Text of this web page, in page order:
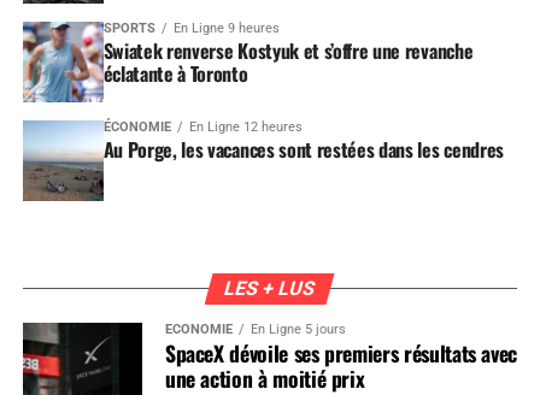
SPORTS En Ligne 9 heures
Swiatek renverse Kostyuk et s’offre une revanche
éclatante à Toronto
ÉCONOMIE En Ligne 12 heures
Au Porge, les vacances sont restées dans les cendres
LES + LUS
ÉCONOMIE En Ligne 5 jours
SpaceX dévoile ses premiers résultats avec
une action à moitié prix